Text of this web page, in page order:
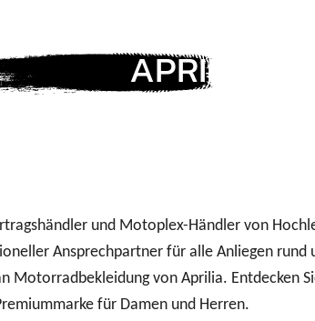
APRILIA
und Motoplex-Händler von
Ansprechpartner für alle Anliegen rund
Motorradbekleidung von Aprilia.
für Damen und Herren.